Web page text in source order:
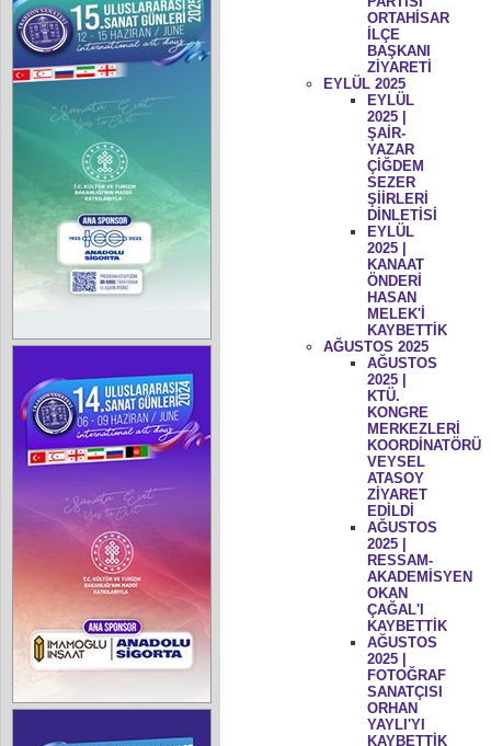
ORTAHİSAR
İLÇE
BAŞKANI
ZİYARETİ
EYLÜL 2025
EYLÜL
2025 |
ŞAİR-
YAZAR
ÇİĞDEM
SEZER
ŞİİRLERİ
DİNLETİSİ
EYLÜL
2025 |
KANAAT
ÖNDERİ
HASAN
MELEK'İ
KAYBETTİK
AĞUSTOS 2025
AĞUSTOS
2025 |
KTÜ.
KONGRE
MERKEZLERİ
KOORDİNATÖRÜ
VEYSEL
ATASOY
ZİYARET
EDİLDİ
AĞUSTOS
2025 |
RESSAM-
AKADEMİSYEN
OKAN
ÇAĞAL'I
KAYBETTİK
AĞUSTOS
2025 |
FOTOĞRAF
SANATÇISI
ORHAN
YAYLI'YI
KAYBETTİK